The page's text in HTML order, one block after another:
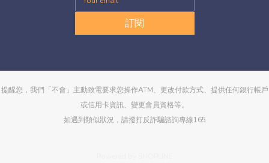
訂閱
提醒您，我們「不會」主動致電要求您操作ATM、更改付款方式、提供任何銀行帳戶
或信用卡資訊、變更會員資格等。
如遇到類似狀況，請撥打反詐騙諮詢專線165